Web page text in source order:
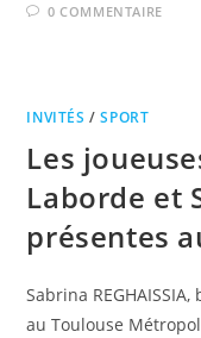
0 COMMENTAIRE
INVITÉS /SPORT
Les
Laborde et
présentes
Sabrina
au Toulouse